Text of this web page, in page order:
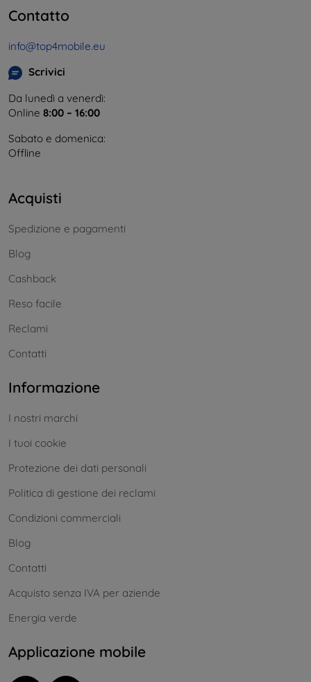
Contatto
info@top4mobile.eu
Scrivici
Da lunedì a venerdì:
Online 8:00 – 16:00
Sabato e domenica:
Offline
Acquisti
Spedizione e pagamenti
Blog
Cashback
Reso facile
Reclami
Contatti
Informazione
I nostri marchi
I tuoi cookie
Protezione dei dati personali
Politica di gestione dei reclami
Condizioni commerciali
Blog
Contatti
Acquisto senza IVA per aziende
Energia verde
Applicazione mobile